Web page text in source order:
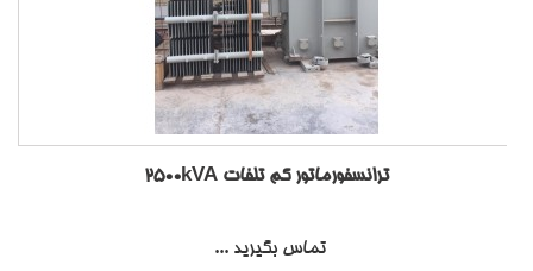
ترانسفورماتور کم تلفات 2500kVA
تماس بگیرید ...